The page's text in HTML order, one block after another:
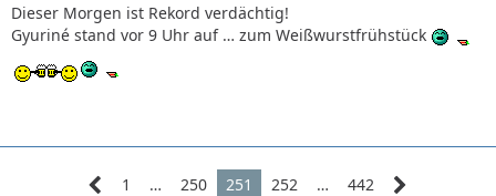
Dieser Morgen ist Rekord verdächtig!
Gyuriné stand vor 9 Uhr auf … zum Weißwurstfrühstück
1 … 250 251 252 … 442